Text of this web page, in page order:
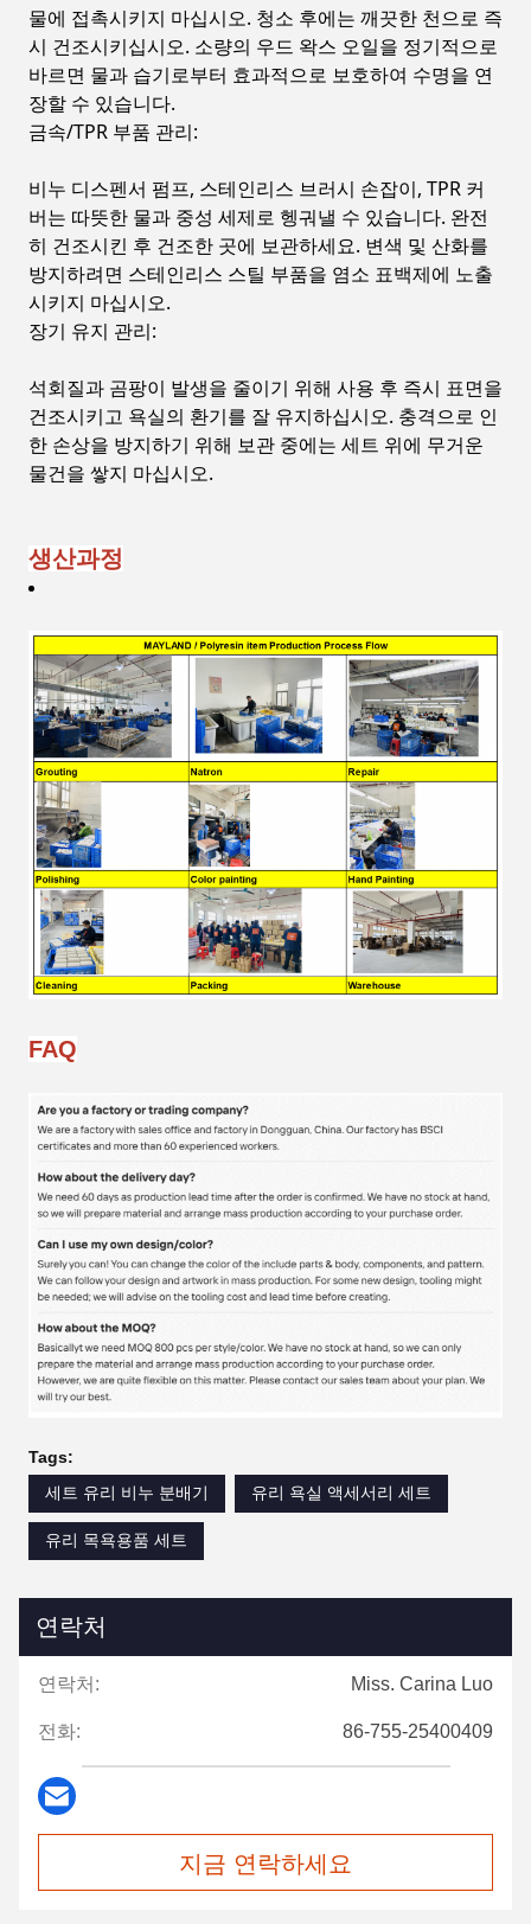
물에 접촉시키지 마십시오. 청소 후에는 깨끗한 천으로 즉
시 건조시키십시오. 소량의 우드 왁스 오일을 정기적으로
바르면 물과 습기로부터 효과적으로 보호하여 수명을 연
장할 수 있습니다.
금속/TPR 부품 관리:
비누 디스펜서 펌프, 스테인리스 브러시 손잡이, TPR 커
버는 따뜻한 물과 중성 세제로 헹궈낼 수 있습니다. 완전
히 건조시킨 후 건조한 곳에 보관하세요. 변색 및 산화를
방지하려면 스테인리스 스틸 부품을 염소 표백제에 노출
시키지 마십시오.
장기 유지 관리:
석회질과 곰팡이 발생을 줄이기 위해 사용 후 즉시 표면을
건조시키고 욕실의 환기를 잘 유지하십시오. 충격으로 인
한 손상을 방지하기 위해 보관 중에는 세트 위에 무거운
물건을 쌓지 마십시오.
생산과정
FAQ
Tags:
세트 유리 비누 분배기
유리 욕실 액세서리 세트
유리 목욕용품 세트
연락처
연락처: Miss. Carina Luo
전화: 86-755-25400409
지금 연락하세요